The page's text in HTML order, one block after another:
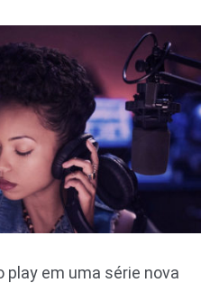
play em uma série nova